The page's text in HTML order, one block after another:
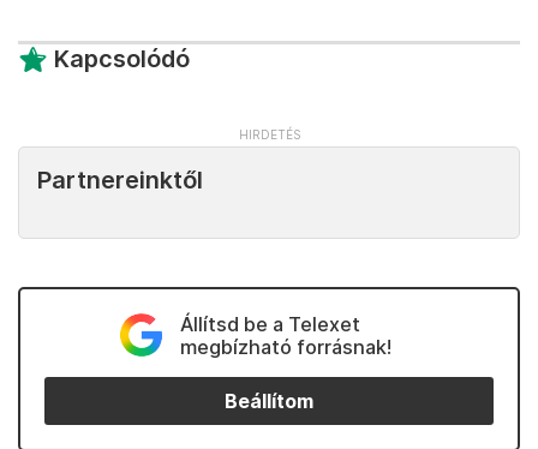
Kapcsolódó
Partnereinktől
Állítsd be a Telexet
megbízható forrásnak!
Beállítom